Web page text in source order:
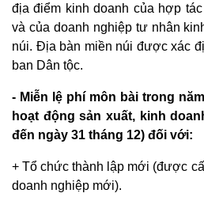
địa điểm kinh doanh của hợp
và của doanh nghiệp tư nhân
núi. Địa bàn miền núi được xác
ban Dân tộc.
- Miễn lệ phí môn bài trong
hoạt động sản xuất, kinh
đến ngày 31 tháng 12) đối với:
+ Tổ chức thành lập mới (được
doanh nghiệp mới).